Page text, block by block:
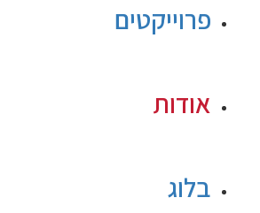
פרוייקטים
אודות
בלוג